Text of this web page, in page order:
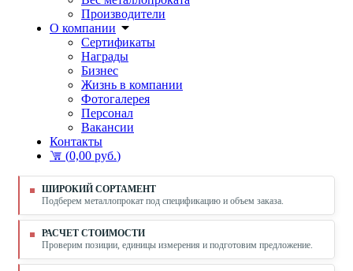
Производители
О компании
Сертификаты
Награды
Бизнес
Жизнь в компании
Фотогалерея
Персонал
Вакансии
Контакты
(0,00 руб.)
ШИРОКИЙ СОРТАМЕНТ
Подберем металлопрокат под спецификацию и объем заказа.
РАСЧЕТ СТОИМОСТИ
Проверим позиции, единицы измерения и подготовим предложение.